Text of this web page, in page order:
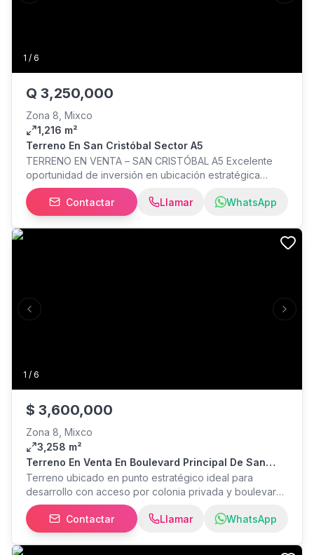
1 / 6
Q 3,250,000
Zona 8, Mixco
1,216 m²
Terreno En San Cristóbal Sector A5
TERRENO EN VENTA – SAN CRISTÓBAL A5 Excelente
oportunidad de inversión en ubicación estratégica
Cerca de la entrada de Gotcha. Área: 1,216 m² (según
planos) Terreno con diferentes medidas Ideal para:
Bodega Proyecto comercial Desarrollo inmobiliario
Precio: Q3,250,000 negociable
Contactar Llamar WhatsApp
1 / 6
Previous slide Next
$ 3,600,000
Zona 8, Mixco
3,258 m²
Terreno En Venta En Boulevard Principal De San
Cristobal Zona 8 De Mixco
Terreno ubicado en punto estratégico ideal para
desarrollo con acceso por colonia privada y boulevard
Área de terreno: 3,258 m² Frente 60 mts Topografía
Plana PRECIO DE VENTA $3,600,000 0307/165 Tel. 46-
46-00 11 Tel. 45-41-73 20
Contactar Llamar WhatsApp